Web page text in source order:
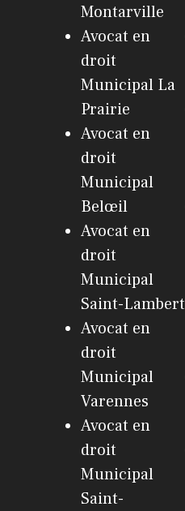
Montarville
Avocat en
droit
Municipal La
Prairie
Avocat en
droit
Municipal
Belœil
Avocat en
droit
Municipal
Saint-Lambert
Avocat en
droit
Municipal
Varennes
Avocat en
droit
Municipal
Saint-